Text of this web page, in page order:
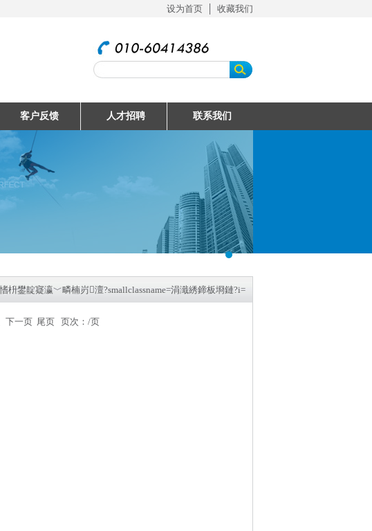
设为首页 收藏我们
客户反馈 人才招聘 联系我们
枡鐢靛寲瀛﹀疄楠岃澶?smallclassname=涓濈綉鍗板埛鏈?i=
一页 尾页 页次： /页